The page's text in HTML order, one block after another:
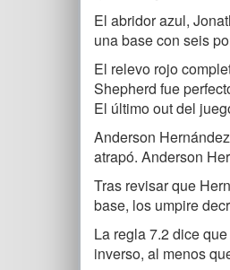
El abridor azul,
una base con seis
El relevo rojo
Shepherd fue
El último out del
Anderson
atrapó. Anderson
Tras revisar que
base, los umpire
La regla 7.2 dice
inverso, al menos